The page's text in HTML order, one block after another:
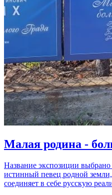
Малая родина -
Название экспозиции
истинный певец родной
соединяет в себе русскую